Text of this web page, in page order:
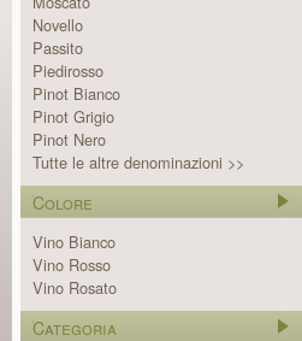
Novello
Passito
Piedirosso
Pinot Bianco
Pinot Grigio
Pinot Nero
Tutte le altre denominazioni >>
Colore
Vino Bianco
Vino Rosso
Vino Rosato
Categoria